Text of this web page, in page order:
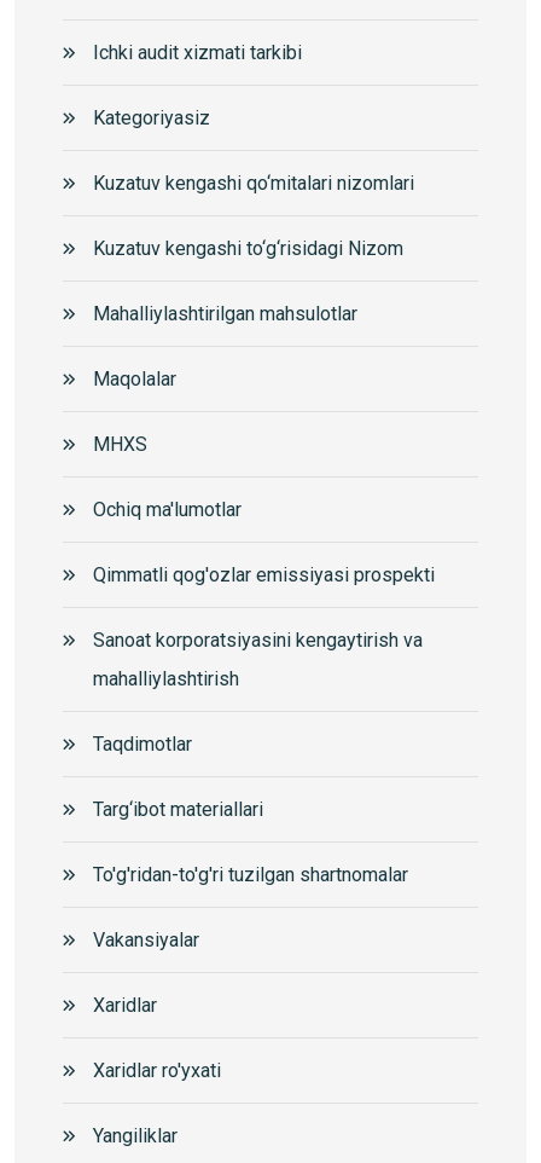
Ichki audit xizmati tarkibi
Kategoriyasiz
Kuzatuv kengashi qo‘mitalari nizomlari
Kuzatuv kengashi to‘g‘risidagi Nizom
Mahalliylashtirilgan mahsulotlar
Maqolalar
MHXS
Ochiq ma'lumotlar
Qimmatli qog'ozlar emissiyasi prospekti
Sanoat korporatsiyasini kengaytirish va
mahalliylashtirish
Taqdimotlar
Targ‘ibot materiallari
To'g'ridan-to'g'ri tuzilgan shartnomalar
Vakansiyalar
Xaridlar
Xaridlar ro'yxati
Yangiliklar